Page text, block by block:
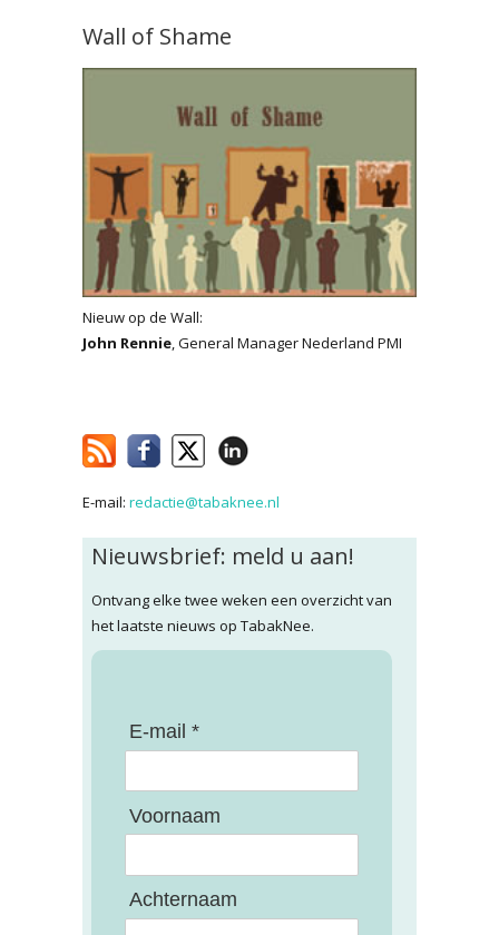
Wall of Shame
Nieuw op de Wall:
John Rennie, General Manager Nederland PMI
E-mail: redactie@tabaknee.nl
Nieuwsbrief: meld u aan!
Ontvang elke twee weken een overzicht van
het laatste nieuws op TabakNee.
E-mail *
Voornaam
Achternaam